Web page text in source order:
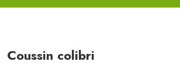
Coussin colibri